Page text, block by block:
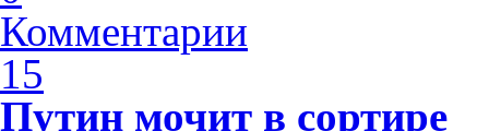
Комментарии
15
Путин мочит в сортире